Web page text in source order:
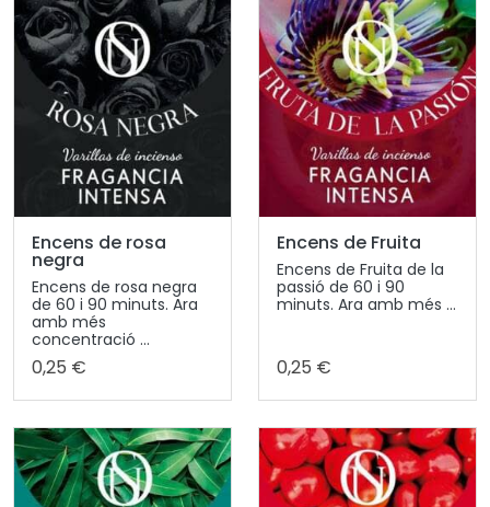
Encens de rosa
negra
Encens de rosa negra
de 60 i 90 minuts. Ara
amb més
concentració ...
0,25 €
Encens de Fruita
Encens de Fruita de la
passió de 60 i 90
minuts. Ara amb més ...
0,25 €